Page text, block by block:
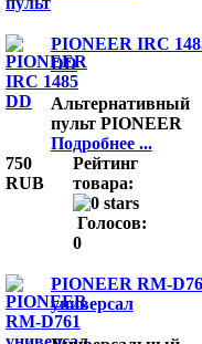
PIONEER IRC
DD
Альтернативный
пульт PIONEER
Подробнее ...
750
RUB
Рейтинг
товара:
Голосов:
0
PIONEER RM-
универсал